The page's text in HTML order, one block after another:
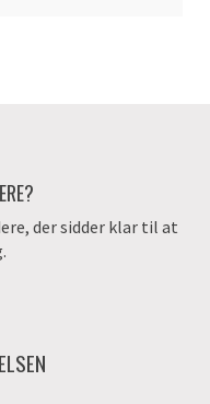
der sidder klar til at